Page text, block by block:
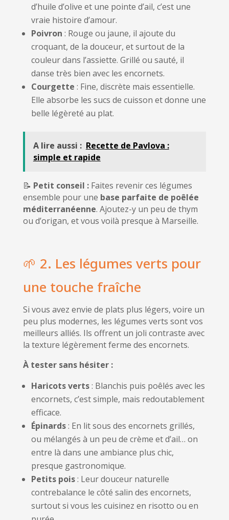
d’huile d’olive et une pointe d’ail, c’est une
vraie histoire d’amour.
Poivron : Rouge ou jaune, il ajoute du
croquant, de la douceur, et surtout de la
couleur dans l’assiette. Grillé ou sauté, il
danse très bien avec les encornets.
Courgette : Fine, discrète mais essentielle.
Elle absorbe les sucs de cuisson et donne une
belle légèreté au plat.
A lire aussi : Recette de Pavlova :
simple et rapide
📝 Petit conseil :Faites revenir ces légumes
ensemble pour une base parfaite de poêlée
méditerranéenne. Ajoutez-y un peu de thym
ou d’origan, et vous voilà presque à Marseille.
🌱 2. Les légumes verts pour
une touche fraîche
Si vous avez envie de plats plus légers, voire un
peu plus modernes, les légumes verts sont vos
meilleurs alliés. Ils offrent un joli contraste avec
la texture légèrement ferme des encornets.
À tester sans hésiter :
Haricots verts: Blanchis puis poêlés avec les
encornets, c’est simple, mais redoutablement
efficace.
Épinards: En lit sous des encornets grillés,
ou mélangés à un peu de crème et d’ail… on
entre là dans une ambiance plus chic,
presque gastronomique.
Petits pois: Leur douceur naturelle
contrebalance le côté salin des encornets,
surtout si vous les cuisinez en risotto ou en